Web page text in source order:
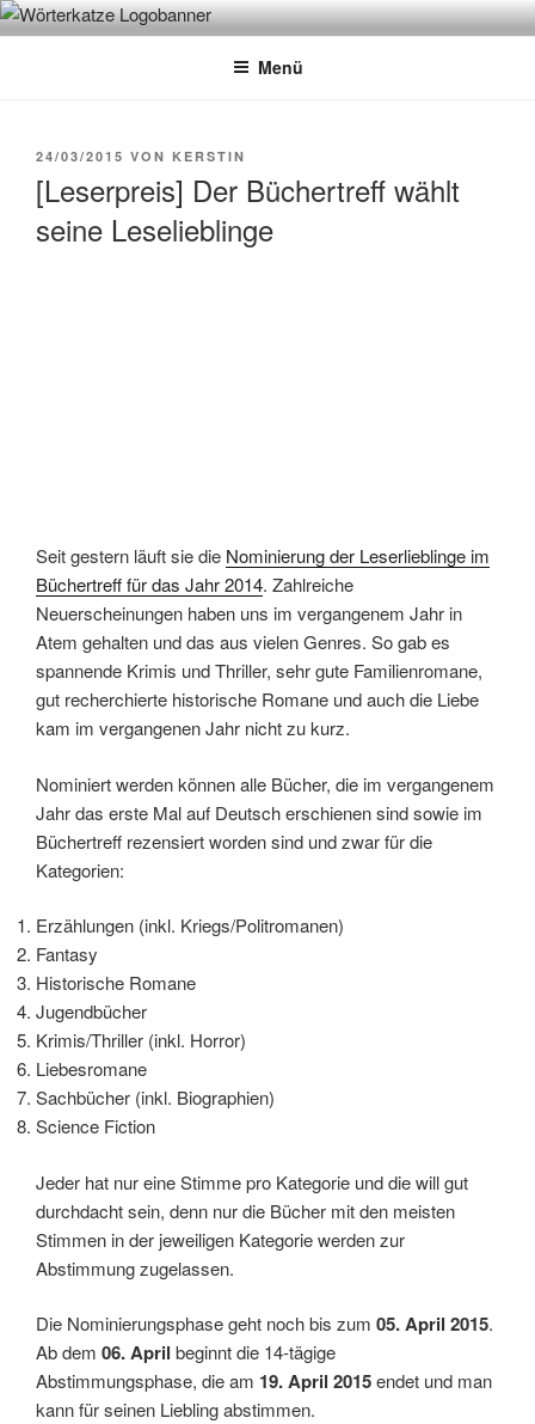
Zum
InhaltWÖRTERKATZE
Von Büchern erzählen
Menü
VERÖFFENTLICHT
24/03/2015 VON KERSTIN
[Leserpreis] Der Büchertreff wählt
seine Leselieblinge
Seit gestern läuft sie die Nominierung der Leserlieblinge im
Büchertreff für das Jahr 2014. Zahlreiche
Neuerscheinungen haben uns im vergangenem Jahr in
Atem gehalten und das aus vielen Genres. So gab es
spannende Krimis und Thriller, sehr gute Familienromane,
gut recherchierte historische Romane und auch die Liebe
kam im vergangenen Jahr nicht zu kurz.
Nominiert werden können alle Bücher, die im vergangenem
Jahr das erste Mal auf Deutsch erschienen sind sowie im
Büchertreff rezensiert worden sind und zwar für die
Kategorien:
Erzählungen (inkl. Kriegs/Politromanen)
Fantasy
Historische Romane
Jugendbücher
Krimis/Thriller (inkl. Horror)
Liebesromane
Sachbücher (inkl. Biographien)
Science Fiction
Jeder hat nur eine Stimme pro Kategorie und die will gut
durchdacht sein, denn nur die Bücher mit den meisten
Stimmen in der jeweiligen Kategorie werden zur
Abstimmung zugelassen.
Die Nominierungsphase geht noch bis zum 05. April 2015.
Ab dem 06. April beginnt die 14-tägige
Abstimmungsphase, die am 19. April 2015endet und man
kann für seinen Liebling abstimmen.